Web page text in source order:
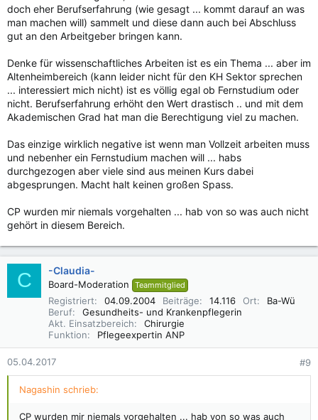
doch eher Berufserfahrung (wie gesagt ... kommt darauf an was
man machen will) sammelt und diese dann auch bei Abschluss
gut an den Arbeitgeber bringen kann.
Denke für wissenschaftliches Arbeiten ist es ein Thema ... aber im
Altenheimbereich (kann leider nicht für den KH Sektor sprechen
... interessiert mich nicht) ist es völlig egal ob Fernstudium oder
nicht. Berufserfahrung erhöht den Wert drastisch .. und mit dem
Akademischen Grad hat man die Berechtigung viel zu machen.
Das einzige wirklich negative ist wenn man Vollzeit arbeiten muss
und nebenher ein Fernstudium machen will ... habs
durchgezogen aber viele sind aus meinen Kurs dabei
abgesprungen. Macht halt keinen großen Spass.
CP wurden mir niemals vorgehalten ... hab von so was auch nicht
gehört in diesem Bereich.
C -Claudia-
Board-Moderation Teammitglied
Registriert 04.09.2004 Beiträge 14.116 Ort
Ba-Wü
Beruf
Gesundheits- und Krankenpflegerin
Akt. Einsatzbereich
Chirurgie
Funktion
Pflegeexpertin ANP
05.04.2017 #9
Nagashin schrieb:
CP wurden mir niemals vorgehalten ... hab von so was auch